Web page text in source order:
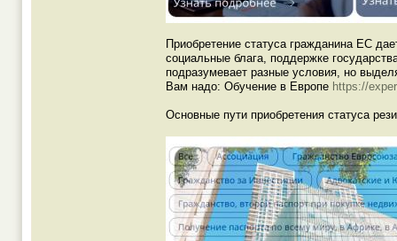
Приобретение статуса гражданина ЕС
социальные блага, поддержке
подразумевает разные условия, но
Вам надо: Обучение в Европе https://
Основные пути приобретения статуса